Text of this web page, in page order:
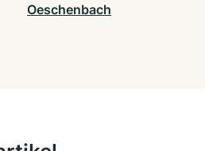
Oeschenbach